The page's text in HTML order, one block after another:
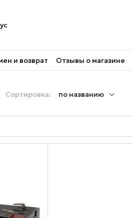
и возврат Отзывы о магазине
Сортировка: по названию